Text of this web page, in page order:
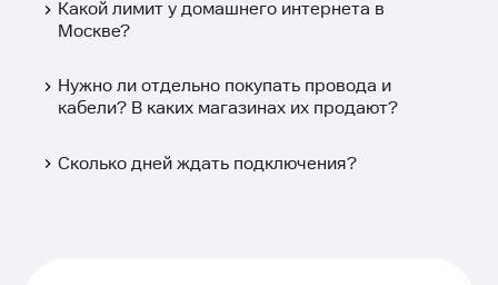
Какой лимит у домашнего интернета в
Москве?
Нужно ли отдельно покупать провода и
кабели? В каких магазинах их продают?
Сколько дней ждать подключения?